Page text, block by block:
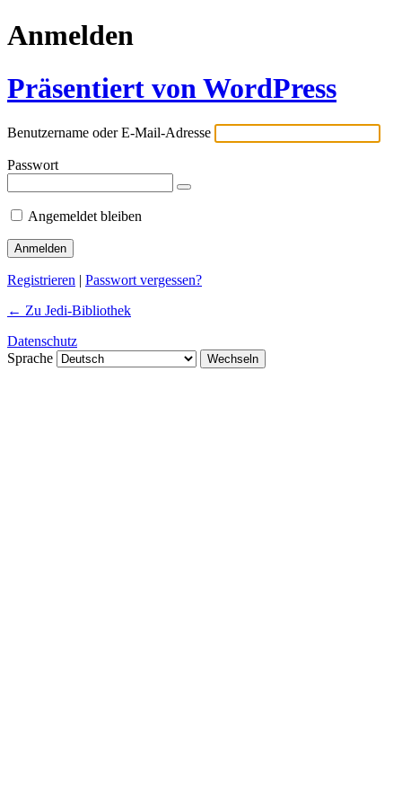
Anmelden
Präsentiert von WordPress
Benutzername oder E-Mail-Adresse
Passwort
Angemeldet bleiben
Registrieren | Passwort vergessen?
← Zu Jedi-Bibliothek
Datenschutz
Sprache